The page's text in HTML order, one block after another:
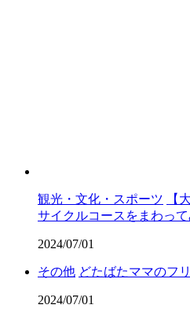
観光・文化・スポーツ
【
サイクルコースをまわって
2024/07/01
その他 どたばたママのフ
2024/07/01